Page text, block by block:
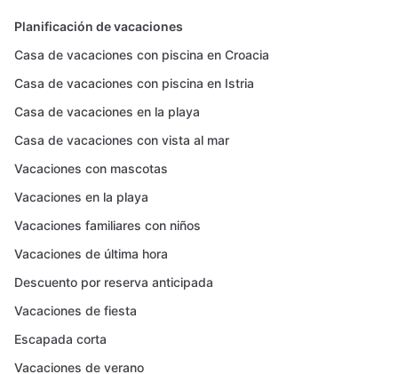
Planificación de vacaciones
Casa de vacaciones con piscina en Croacia
Casa de vacaciones con piscina en Istria
Casa de vacaciones en la playa
Casa de vacaciones con vista al mar
Vacaciones con mascotas
Vacaciones en la playa
Vacaciones familiares con niños
Vacaciones de última hora
Descuento por reserva anticipada
Vacaciones de fiesta
Escapada corta
Vacaciones de verano